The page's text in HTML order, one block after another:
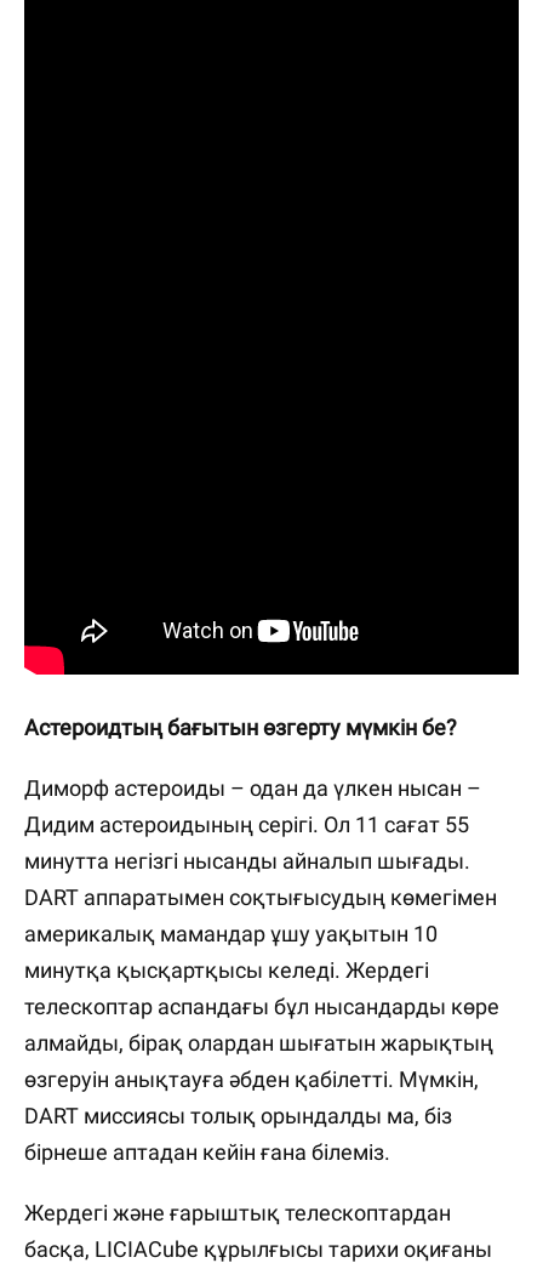
Астероидтың бағытын өзгерту мүмкін бе?
Диморф астероиды – одан да үлкен нысан –
Дидим астероидының серігі. Ол 11 сағат 55
минутта негізгі нысанды айналып шығады.
DART аппаратымен соқтығысудың көмегімен
америкалық мамандар ұшу уақытын 10
минутқа қысқартқысы келеді. Жердегі
телескоптар аспандағы бұл нысандарды көре
алмайды, бірақ олардан шығатын жарықтың
өзгеруін анықтауға әбден қабілетті. Мүмкін,
DART миссиясы толық орындалды ма, біз
бірнеше аптадан кейін ғана білеміз.
Жердегі және ғарыштық телескоптардан
басқа, LICIACube құрылғысы тарихи оқиғаны